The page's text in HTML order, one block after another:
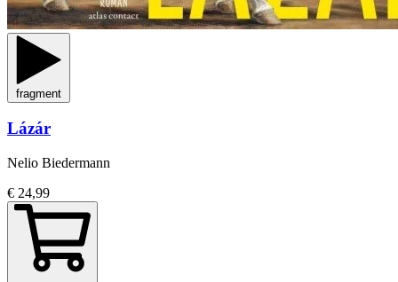
fragment
Lázár
Nelio Biedermann
€ 24,99